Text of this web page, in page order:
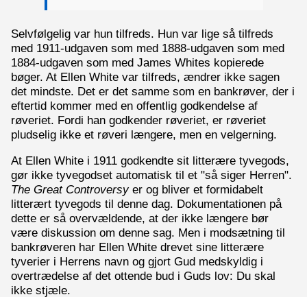
Selvfølgelig var hun tilfreds. Hun var lige så tilfreds
med 1911-udgaven som med 1888-udgaven som med
1884-udgaven som med James Whites kopierede
bøger. At Ellen White var tilfreds, ændrer ikke sagen
det mindste. Det er det samme som en bankrøver, der i
eftertid kommer med en offentlig godkendelse af
røveriet. Fordi han godkender røveriet, er røveriet
pludselig ikke et røveri længere, men en velgerning.
At Ellen White i 1911 godkendte sit litterære tyvegods,
gør ikke tyvegodset automatisk til et "så siger Herren".
The Great Controversyer og bliver et formidabelt
litterært tyvegods til denne dag. Dokumentationen på
dette er så overvældende, at der ikke længere bør
være diskussion om denne sag. Men i modsætning til
bankrøveren har Ellen White drevet sine litterære
tyverier i Herrens navn og gjort Gud medskyldig i
overtrædelse af det ottende bud i Guds lov: Du skal
ikke stjæle.